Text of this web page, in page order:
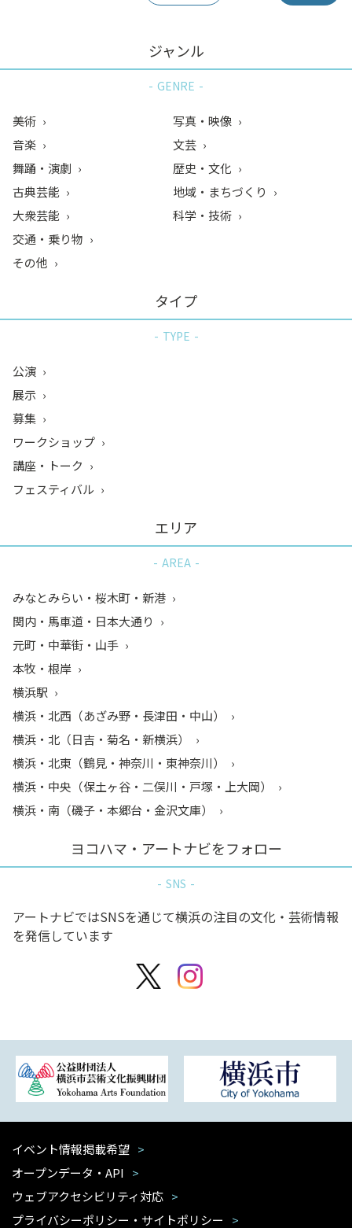
ジャンル
GENRE
美術
音楽
舞踊・演劇
古典芸能
大衆芸能
写真・映像
文芸
歴史・文化
地域・まちづくり
科学・技術
交通・乗り物
その他
タイプ
TYPE
公演
展示
募集
ワークショップ
講座・トーク
フェスティバル
エリア
AREA
みなとみらい・桜木町・新港
関内・馬車道・日本大通り
元町・中華街・山手
本牧・根岸
横浜駅
横浜・北西（あざみ野・長津田・中山）
横浜・北（日吉・菊名・新横浜）
横浜・北東（鶴見・神奈川・東神奈川）
横浜・中央（保土ヶ谷・二俣川・戸塚・上大岡）
横浜・南（磯子・本郷台・金沢文庫）
ヨコハマ・アートナビをフォロー
SNS
アートナビではSNSを通じて横浜の注目の文化・芸術情報
を発信しています
イベント情報掲載希望
オープンデータ・API
ウェブアクセシビリティ対応
プライバシーポリシー・サイトポリシー